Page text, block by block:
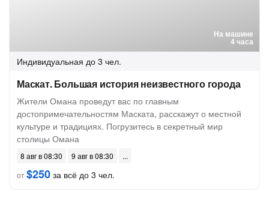
На машине
4 часа
Индивидуальная до 3 чел.
Маскат. Большая история неизвестного города
Жители Омана проведут вас по главным
достопримечательностям Маската, расскажут о местной
культуре и традициях. Погрузитесь в секретный мир
столицы Омана
8 авг в 08:30
9 авг в 08:30
от$250 за всё до 3 чел.